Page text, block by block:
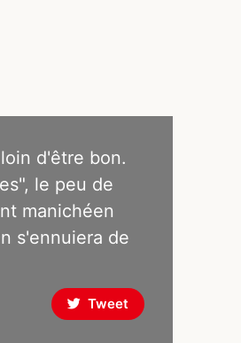
d'être bon.
le peu de
manichéen
s'ennuiera de
Tweet